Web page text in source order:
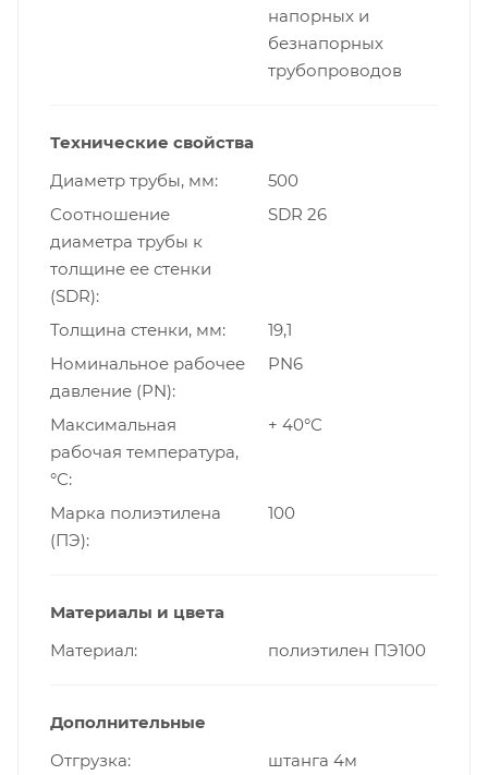
напорных и
безнапорных
трубопроводов
Технические свойства
Диаметр трубы, мм
500
Cоотношение
диаметра трубы к
толщине ее стенки
(SDR)
SDR 26
Толщина стенки, мм
19,1
Номинальное рабочее
давление (PN)
PN6
Максимальная
рабочая температура,
°С
+ 40°С
Марка полиэтилена
(ПЭ)
100
Материалы и цвета
Материал
полиэтилен ПЭ100
Дополнительные
Отгрузка
штанга 4м